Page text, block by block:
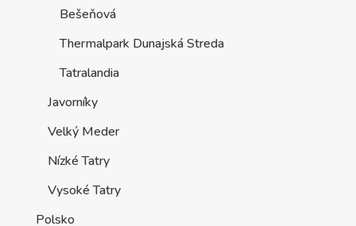
Bešeňová
Thermalpark Dunajská Streda
Tatralandia
Javorníky
Velký Meder
Nízké Tatry
Vysoké Tatry
Polsko